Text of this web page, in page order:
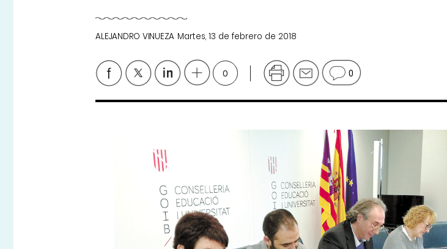
ALEJANDRO VINUEZA Martes, 13 de febrero de 2018
0 0